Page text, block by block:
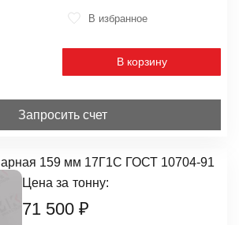
В избранное
В корзину
Запросить счет
159 мм 17Г1С ГОСТ 10704-91
Цена за тонну:
71 500 ₽